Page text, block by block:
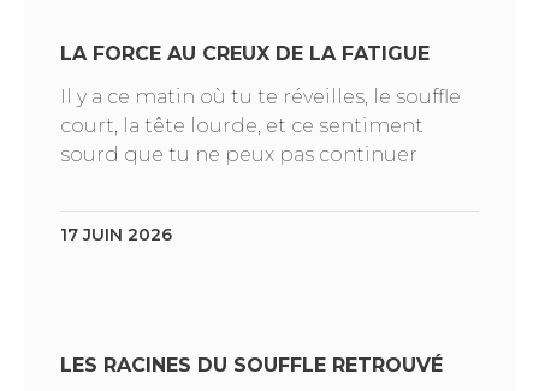
LA FORCE AU CREUX DE LA FATIGUE
Il y a ce matin où tu te réveilles, le souffle
court, la tête lourde, et ce sentiment
sourd que tu ne peux pas continuer
17 JUIN 2026
LES RACINES DU SOUFFLE RETROUVÉ